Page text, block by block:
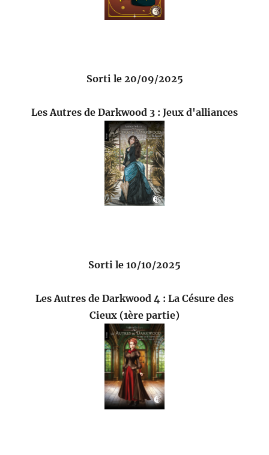
Sorti le 20/09/2025
Les Autres de Darkwood 3 : Jeux d'alliances
Sorti le 10/10/2025
Les Autres de Darkwood 4 : La Césure des
Cieux (1ère partie)